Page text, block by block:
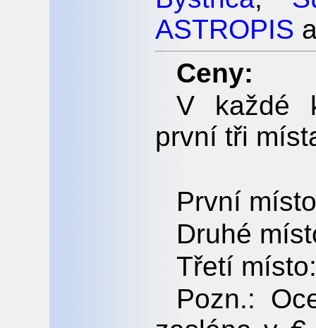
ASTROPIS
Ceny:
V každé
první tři
První
Druhé
Třetí
Pozn.: